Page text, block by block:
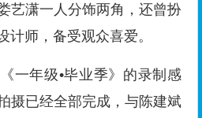
艺潇一人分饰两角，还曾扮
计师，备受观众喜爱。
一年级•毕业季》的录制感
摄已经全部完成，与陈建斌